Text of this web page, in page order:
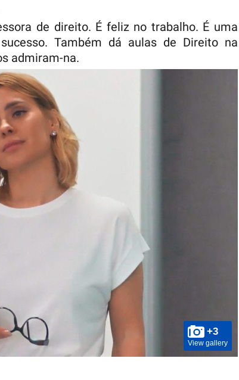
de direito. É feliz no trabalho. É uma
Também dá aulas de Direito na
admiram-na.
+3
View gallery